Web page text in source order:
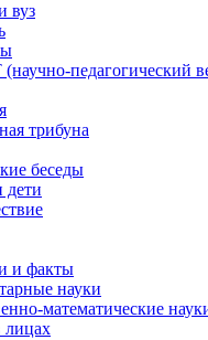
вуз
педагогический
трибуна
беседы
дети
и факты
науки
математические
лицах